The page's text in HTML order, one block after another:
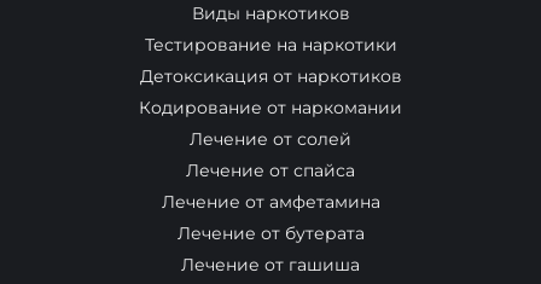
Виды наркотиков
Тестирование на наркотики
Детоксикация от наркотиков
Кодирование от наркомании
Лечение от солей
Лечение от спайса
Лечение от амфетамина
Лечение от бутерата
Лечение от гашиша